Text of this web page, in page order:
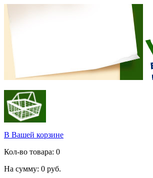
В Вашей корзине
Кол-во товара: 0
На сумму: 0 руб.